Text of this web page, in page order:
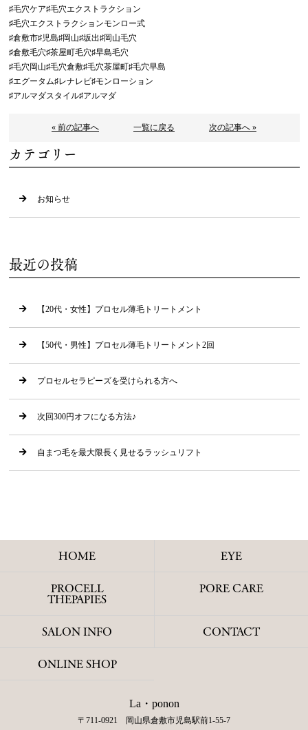
♯毛穴ケア♯毛穴エクストラクション
♯毛穴エクストラクションモンロー式
♯倉敷市♯児島♯岡山♯坂出♯岡山毛穴
♯倉敷毛穴♯茶屋町毛穴♯早島毛穴
♯毛穴岡山♯毛穴倉敷♯毛穴茶屋町♯毛穴早島
♯エグータム♯レナレビ♯モンローション
♯アルマダスタイル♯アルマダ
« 前の記事へ 一覧に戻る 次の記事へ »
カテゴリー
お知らせ
最近の投稿
【20代・女性】プロセル薄毛トリートメント
【50代・男性】プロセル薄毛トリートメント2回
プロセルセラピーズを受けられる方へ
次回300円オフになる方法♪
自まつ毛を最大限長く見せるラッシュリフト
HOME EYE
PROCELL
THEPAPIES
PORE CARE
SALON INFO CONTACT
ONLINE SHOP
La・ponon
〒711-0921 岡山県倉敷市児島駅前1-55-7